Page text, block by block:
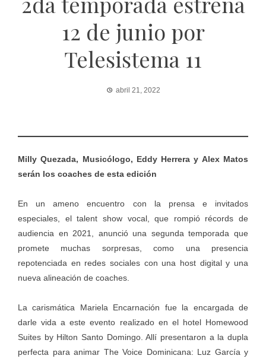
12 de junio por
Telesistema 11
abril 21, 2022
Milly Quezada, Musicólogo, Eddy Herrera y Alex Matos
serán los coaches de esta edición
En un ameno encuentro con la prensa e invitados
especiales, el talent show vocal, que rompió récords de
audiencia en 2021, anunció una segunda temporada que
promete muchas sorpresas, como una presencia
repotenciada en redes sociales con una host digital y una
nueva alineación de coaches.
La carismática Mariela Encarnación fue la encargada de
darle vida a este evento realizado en el hotel Homewood
Suites by Hilton Santo Domingo. Allí presentaron a la dupla
perfecta para animar The Voice Dominicana: Luz García y